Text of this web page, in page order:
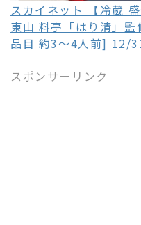
スカイネット 【冷蔵
東山 料亭「はり清」
品目 約3～4人前] 12/
スポンサーリンク